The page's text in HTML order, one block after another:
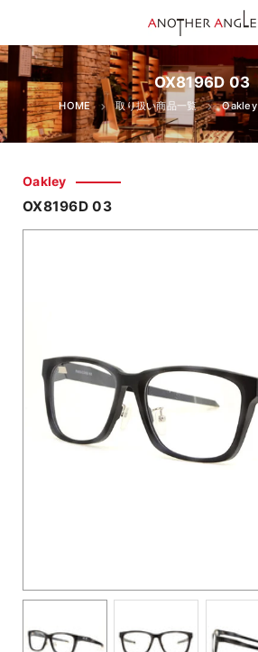
OX8196D 03
HOME 取り扱い商品一覧 Oakley
Oakley
OX8196D 03